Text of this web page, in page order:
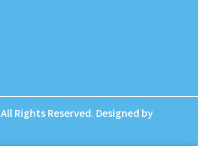
All Rights Reserved. Designed by